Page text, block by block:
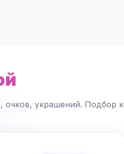
очков, украшений. Подбор к